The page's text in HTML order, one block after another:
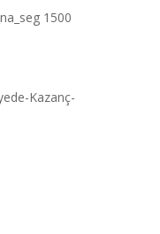
1500
Kazanç-